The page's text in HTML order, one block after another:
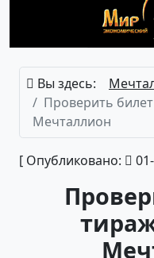
Вы здесь:
Проверить
Мечталлион
[ Опубликовано: